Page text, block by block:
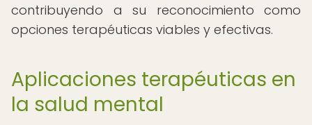
contribuyendo a su reconocimiento como
opciones terapéuticas viables y efectivas.
Aplicaciones terapéuticas en
la salud mental